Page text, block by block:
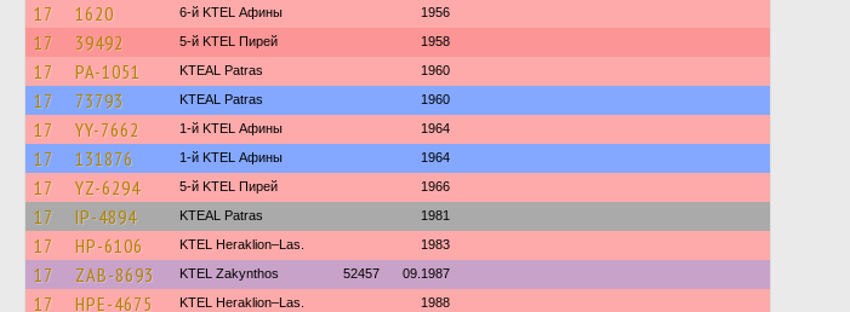
17 1620 6-й KTEL Афины 1956
17 39492 5-й KTEL Пирей 1958
17 PA-1051 KTEAL Patras 1960
17 73793 KTEAL Patras 1960
17 YY-7662 1-й KTEL Афины 1964
17 131876 1-й KTEL Афины 1964
17 YZ-6294 5-й KTEL Пирей 1966
17 IP-4894 KTEAL Patras 1981
17 HP-6106 KTEL Heraklion–Las. 1983
17 ZAB-8693 KTEL Zakynthos 52457 09.1987
17 HPE-4675 KTEL Heraklion–Las. 1988